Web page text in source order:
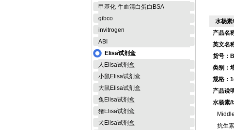
甲基化-牛血清白蛋白BSA
gibco
invitrogen
ABI
Elisa试剂盒
人Elisa试剂盒
小鼠Elisa试剂盒
大鼠Elisa试剂盒
兔Elisa试剂盒
猪Elisa试剂盒
犬Elisa试剂盒
水杨素
产品名
英文名
货号：
类别：
规格：
产品说
水杨素
抗生